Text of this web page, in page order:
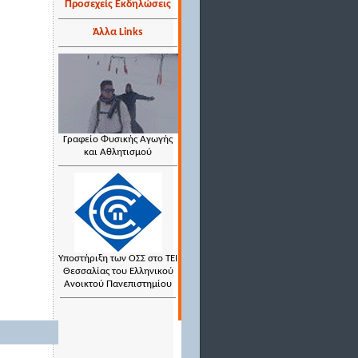
Προσεχείς Εκδηλώσεις
Άλλα Links
Γραφείο Φυσικής Αγωγής
και Αθλητισμού
Υποστήριξη των ΟΣΣ στο ΤΕΙ
Θεσσαλίας του Ελληνικού
Ανοικτού Πανεπιστημίου